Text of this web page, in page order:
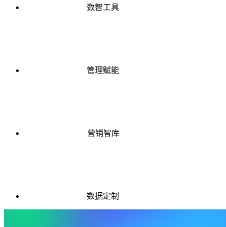
数智工具
管理赋能
营销智库
数据定制